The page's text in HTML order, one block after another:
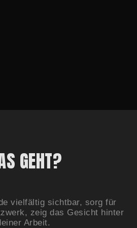
GEHT?
vielfältig sichtbar, sorg für
zeig das Gesicht hinter
Arbeit.